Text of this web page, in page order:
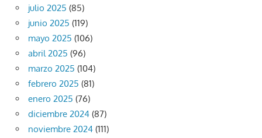
julio 2025 (85)
junio 2025 (119)
mayo 2025 (106)
abril 2025 (96)
marzo 2025 (104)
febrero 2025 (81)
enero 2025 (76)
diciembre 2024 (87)
noviembre 2024 (111)